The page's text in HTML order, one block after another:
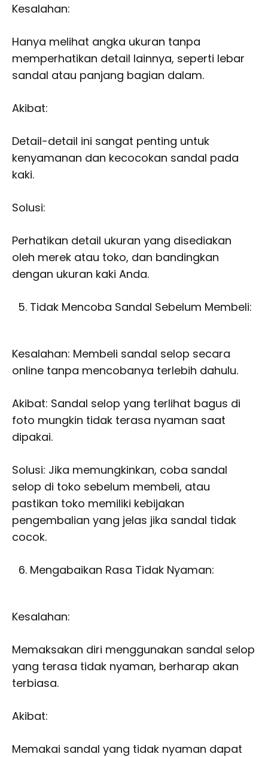
Kesalahan:
Hanya melihat angka ukuran tanpa
memperhatikan detail lainnya, seperti lebar
sandal atau panjang bagian dalam.
Akibat:
Detail-detail ini sangat penting untuk
kenyamanan dan kecocokan sandal pada
kaki.
Solusi:
Perhatikan detail ukuran yang disediakan
oleh merek atau toko, dan bandingkan
dengan ukuran kaki Anda.
Tidak Mencoba Sandal Sebelum Membeli:
Kesalahan: Membeli sandal selop secara
online tanpa mencobanya terlebih dahulu.
Akibat: Sandal selop yang terlihat bagus di
foto mungkin tidak terasa nyaman saat
dipakai.
Solusi: Jika memungkinkan, coba sandal
selop di toko sebelum membeli, atau
pastikan toko memiliki kebijakan
pengembalian yang jelas jika sandal tidak
cocok.
Mengabaikan Rasa Tidak Nyaman:
Kesalahan:
Memaksakan diri menggunakan sandal selop
yang terasa tidak nyaman, berharap akan
terbiasa.
Akibat:
Memakai sandal yang tidak nyaman dapat